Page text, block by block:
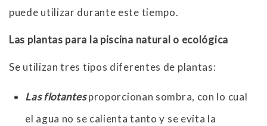
puede utilizar durante este tiempo.
Las plantas para la piscina natural o ecológica
Se utilizan tres tipos diferentes de plantas:
Las flotantesproporcionan sombra, con lo cual
el agua no se calienta tanto y se evita la